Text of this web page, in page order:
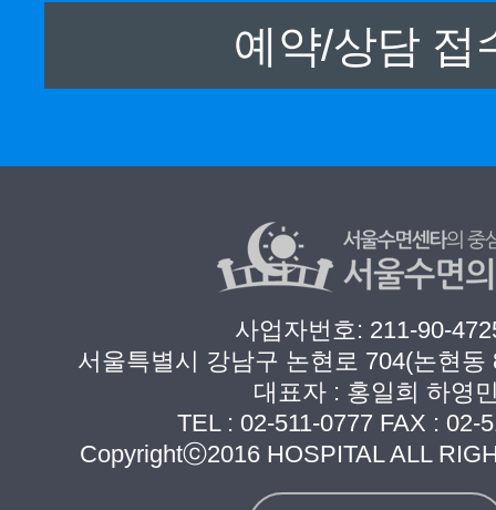
사업자번호: 211-90-
서울특별시 강남구 논현로 704(논현동
대표자 : 홍일희 하영
TEL : 02-511-0777 FAX : 02-
Copyrightⓒ2016 HOSPITAL ALL